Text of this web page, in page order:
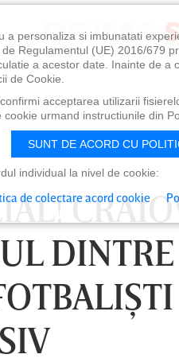
a personaliza si imbunatati
Regulamentul (UE) 2016/679
a acestor date. Inainte de
de Cookie.
acceptarea utilizarii
urmand instructiunile din
SUNT DE ACORD CU
individual la nivel de cookie:
de colectare acord cookie